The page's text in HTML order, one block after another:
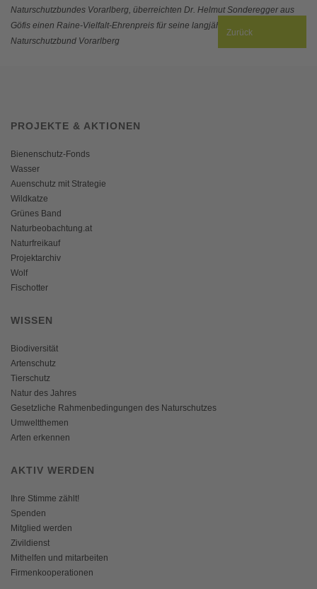
Naturschutzbundes Vorarlberg, überreichten Dr. Helmut Sonderegger aus
Göfis einen Raine-Vielfalt-Ehrenpreis für seine langjähriges Engagement.
Naturschutzbund Vorarlberg
Zurück
PROJEKTE & AKTIONEN
Bienenschutz-Fonds
Wasser
Auenschutz mit Strategie
Wildkatze
Grünes Band
Naturbeobachtung.at
Naturfreikauf
Projektarchiv
Wolf
Fischotter
WISSEN
Biodiversität
Artenschutz
Tierschutz
Natur des Jahres
Gesetzliche Rahmenbedingungen des Naturschutzes
Umweltthemen
Arten erkennen
AKTIV WERDEN
Ihre Stimme zählt!
Spenden
Mitglied werden
Zivildienst
Mithelfen und mitarbeiten
Firmenkooperationen